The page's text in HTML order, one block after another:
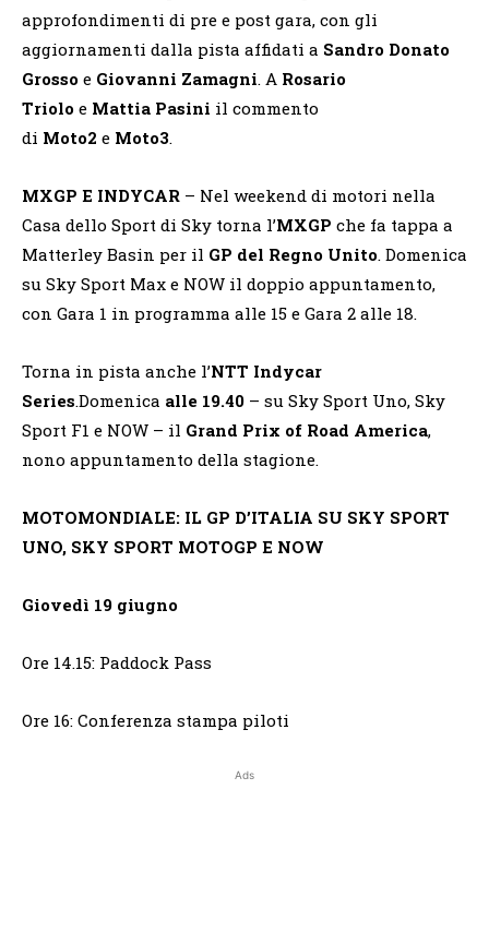
approfondimenti di pre e post gara, con gli
aggiornamenti dalla pista affidati a Sandro Donato
Grosso e Giovanni Zamagni. A Rosario
Triolo e Mattia Pasini il commento
di Moto2 e Moto3.
MXGP E INDYCAR – Nel weekend di motori nella
Casa dello Sport di Sky torna l’MXGP che fa tappa a
Matterley Basin per il GP del Regno Unito. Domenica
su Sky Sport Max e NOW il doppio appuntamento,
con Gara 1 in programma alle 15 e Gara 2 alle 18.
Torna in pista anche l’NTT Indycar
Series.Domenica alle 19.40 – su Sky Sport Uno, Sky
Sport F1 e NOW – il Grand Prix of Road America,
nono appuntamento della stagione.
MOTOMONDIALE: IL GP D’ITALIA SU SKY SPORT
UNO, SKY SPORT MOTOGP E NOW
Giovedì 19 giugno
Ore 14.15: Paddock Pass
Ore 16: Conferenza stampa piloti
Ads